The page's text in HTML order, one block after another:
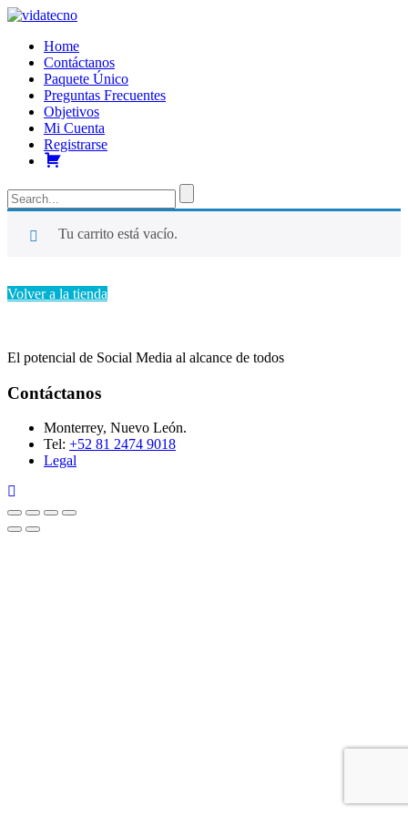
Home
Contáctanos
Paquete Único
Preguntas Frecuentes
Objetivos
Mi Cuenta
Registrarse
Carro
Tu carrito está vacío.
Volver a la tienda
El potencial de Social Media al alcance de todos
Contáctanos
Monterrey, Nuevo León.
Tel: +52 81 2474 9018
Legal